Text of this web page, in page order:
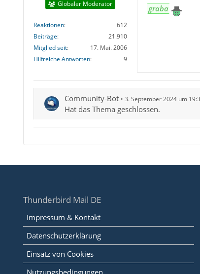
Globaler Moderator
Reaktionen
612
Beiträge
21.910
Mitglied seit
17. Mai. 2006
Hilfreiche Antworten
9
graba
Community-Bot 3. September 2024 um
Hat das Thema geschlossen.
Thunderbird Mail DE
Impressum & Kontakt
Datenschutzerklärung
Einsatz von Cookies